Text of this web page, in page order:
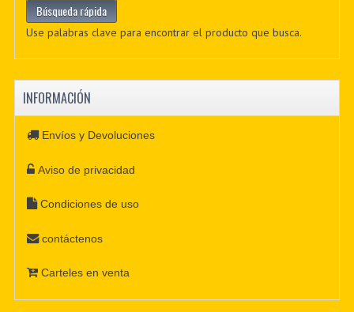
Use palabras clave para encontrar el producto que busca.
INFORMACIÓN
Envíos y Devoluciones
Aviso de privacidad
Condiciones de uso
contáctenos
Carteles en venta